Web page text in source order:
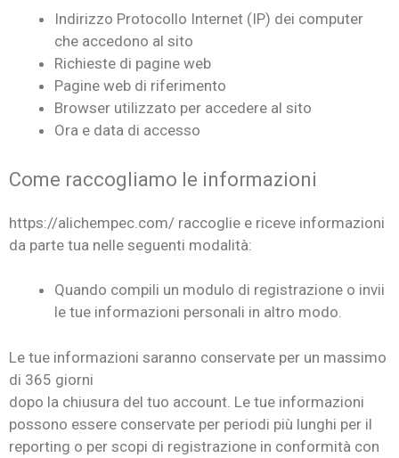
Indirizzo Protocollo Internet (IP) dei computer
che accedono al sito
Richieste di pagine web
Pagine web di riferimento
Browser utilizzato per accedere al sito
Ora e data di accesso
Come raccogliamo le informazioni
https://alichempec.com/ raccoglie e riceve informazioni
da parte tua nelle seguenti modalità:
Quando compili un modulo di registrazione o invii
le tue informazioni personali in altro modo.
Le tue informazioni saranno conservate per un massimo
di 365 giorni
dopo la chiusura del tuo account. Le tue informazioni
possono essere conservate per periodi più lunghi per il
reporting o per scopi di registrazione in conformità con